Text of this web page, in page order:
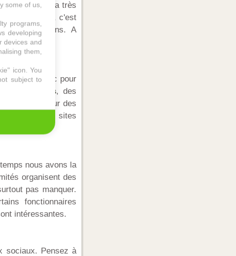
qu'il y en a très
c'est facile, c'est
d-attractions. A
codes reduc pour
moins chers, des
remises pour des
Parmi ces sites
nous avons la
organisent des
pas manquer.
fonctionnaires
intéressantes.
sociaux. Pensez à
some of us,
programs,
developing
devices and
them,
icon. You
subject to